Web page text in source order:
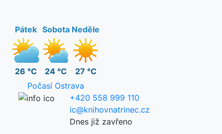
Pátek
26 °C
Sobota
24 °C
Neděle
27 °C
Počasí Ostrava
+420 558 999 110
ic@knihovnatrinec.cz
Dnes již zavřeno